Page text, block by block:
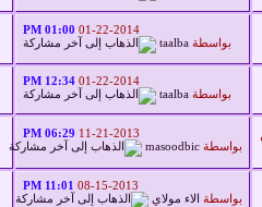
01-22-2014
01:00 PM
بواسطة taalba
01-22-2014
12:34 PM
بواسطة taalba
11-21-2013
06:29 PM
بواسطة masoodbic
08-15-2013
11:01 PM
بواسطة الاء مولاي